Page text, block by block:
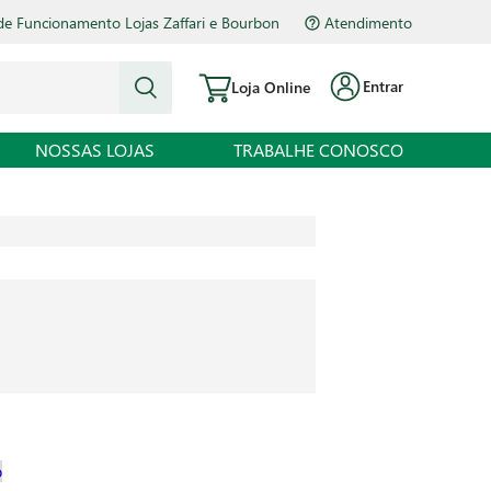
Funcionamento Lojas Zaffari e Bourbon Atendimento
Loja Online Entrar
NOSSAS LOJAS TRABALHE CONOSCO